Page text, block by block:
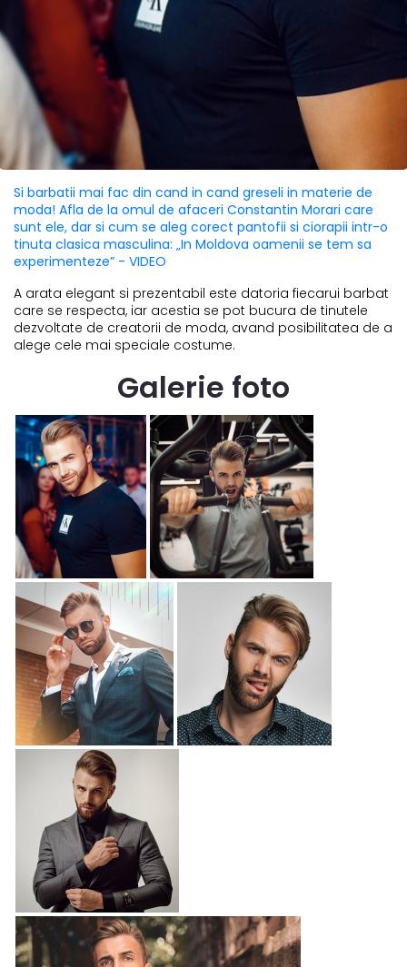
Si barbatii mai fac din cand in cand greseli in materie de
moda! Afla de la omul de afaceri Constantin Morari care
sunt ele, dar si cum se aleg corect pantofii si ciorapii intr-o
tinuta clasica masculina: „In Moldova oamenii se tem sa
experimenteze” - VIDEO
A arata elegant si prezentabil este datoria fiecarui barbat
care se respecta, iar acestia se pot bucura de tinutele
dezvoltate de creatorii de moda, avand posibilitatea de a
alege cele mai speciale costume.
Galerie foto